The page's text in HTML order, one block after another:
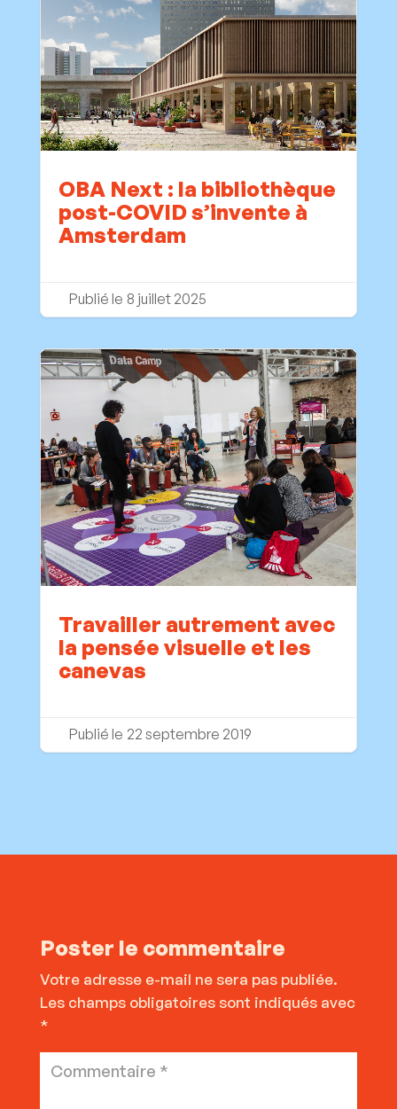
OBA Next : la bibliothèque
post-COVID s’invente à
Amsterdam
8 juillet 2025
Travailler autrement avec
la pensée visuelle et les
canevas
22 septembre 2019
Poster le commentaire
Votre adresse e-mail ne sera pas publiée.
Les champs obligatoires sont indiqués avec
*